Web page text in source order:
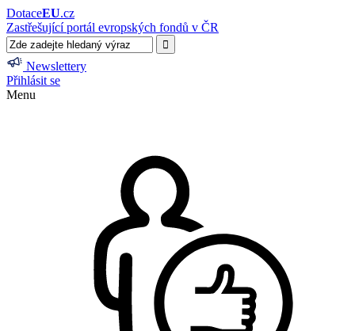
DotaceEU.cz
Zastřešující portál evropských fondů v ČR
Newslettery
Přihlásit se
Menu